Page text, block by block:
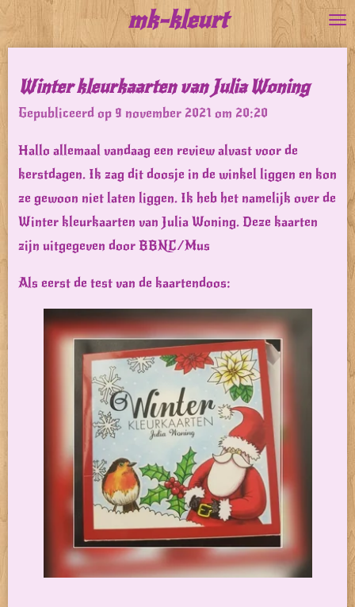
direct
de
hoofdinhoud
mk-kleurt
Winter kleurkaarten van Julia Woning
Gepubliceerd op 9 november 2021 om 20:20
Hallo allemaal vandaag een review alvast voor de
kerstdagen. Ik zag dit doosje in de winkel liggen en kon
ze gewoon niet laten liggen. Ik heb het namelijk over de
Winter kleurkaarten van Julia Woning. Deze kaarten
zijn uitgegeven door BBNC/Mus
Als eerst de test van de kaartendoos: